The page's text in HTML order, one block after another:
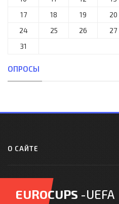
17
18 19 20
24
25 26 27
31
ОПРОСЫ
О САЙТЕ
EUROCUPS -UEFA